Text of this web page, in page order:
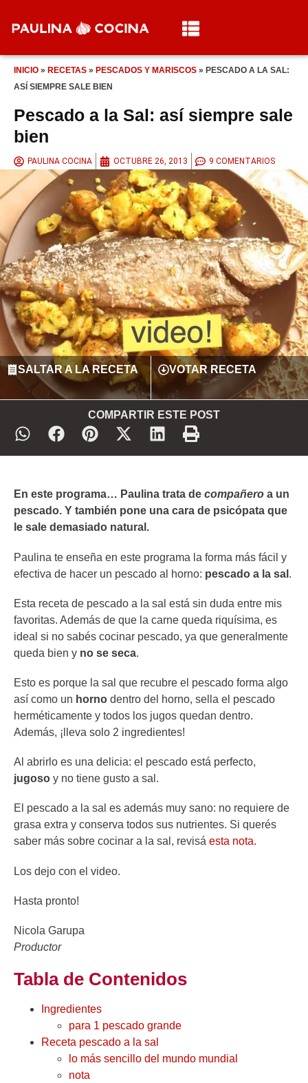
INICIO » RECETAS » PESCADOS Y MARISCOS » PESCADO A LA SAL:
ASÍ SIEMPRE SALE BIEN
Pescado a la Sal: así siempre sale
bien
PAULINA COCINA OCTUBRE 26, 2013 9 COMENTARIOS
SALTAR A LA RECETA VOTAR RECETA
COMPARTIR ESTE POST
En este programa… Paulina trata de compañero a un
pescado. Y también pone una cara de psicópata que
le sale demasiado natural.
Paulina te enseña en este programa la forma más fácil y
efectiva de hacer un pescado al horno: pescado a la sal .
Esta receta de pescado a la sal está sin duda entre mis
favoritas. Además de que la carne queda riquísima, es
ideal si no sabés cocinar pescado, ya que generalmente
queda bien y no se seca.
Esto es porque la sal que recubre el pescado forma algo
así como un horno dentro del horno, sella el pescado
herméticamente y todos los jugos quedan dentro.
Además, ¡lleva solo 2 ingredientes!
Al abrirlo es una delicia: el pescado está perfecto,
jugoso y no tiene gusto a sal.
El pescado a la sal es además muy sano: no requiere de
grasa extra y conserva todos sus nutrientes. Si querés
saber más sobre cocinar a la sal, revisá esta nota.
Los dejo con el video.
Hasta pronto!
Nicola Garupa
Productor
Tabla de Contenidos
Ingredientes
para 1 pescado grande
Receta pescado a la sal
lo más sencillo del mundo mundial
nota